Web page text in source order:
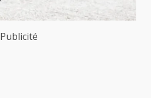
Publicité